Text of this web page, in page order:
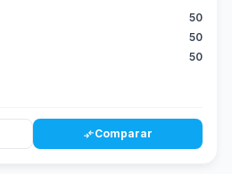
50
50
50
compare_arrowsComparar